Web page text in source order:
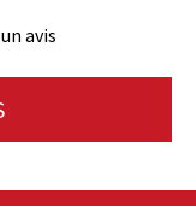
avis